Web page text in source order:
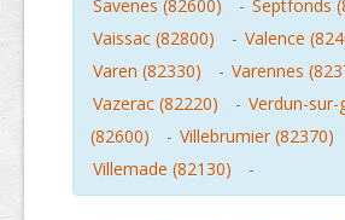
Savenes (82600)
- Septfonds
Vaissac (82800)
- Valence
Varen (82330)
- Varennes
Vazerac (82220)
- Verdun-sur-
(82600)
- Villebrumier (82370)
Villemade (82130)
-